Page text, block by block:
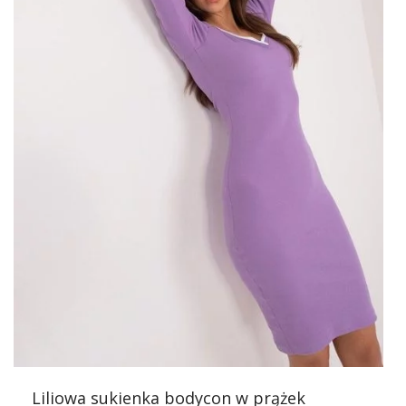
została z wysokiej jakości materiałów, co gwarantuje
komfort noszenia przez cały dzień. Asymetryczny krój
dodaje niepowtarzalnego charakteru, a ozdobna broszka
jest pięknym i subtelnym detalem, który przyciąga wzrok.
To doskonały wybór na różnorodne okazje – od
formalnych spotkań po casualowe wyjścia z przyjaciółmi.
Odwiedzając hurtownię FactoryPrice.eu, masz do wyboru
nie tylko sukienki, ale również szeroką gamę innych ubrań
damskich, które są odpowiedź na potrzeby każdej kobiety.
jest regularnie aktualizowany, aby
odpowiadać na bieżące trendy w modzie, co sprawia, że
moda
funkcjonalnością. Oprócz sukienki asymetrycznej,
Liliowa sukienka bodycon w prążek